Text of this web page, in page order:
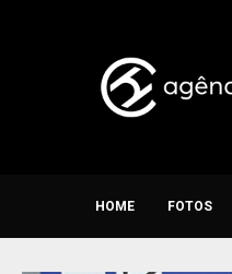
HOME FOTOS